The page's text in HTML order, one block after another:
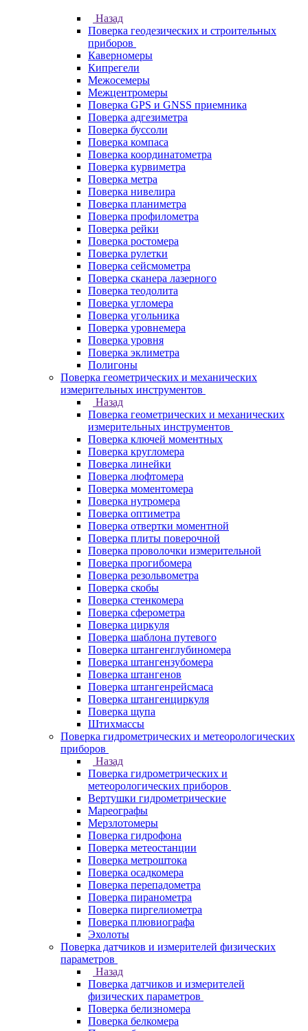
Назад
Поверка геодезических и строительных
приборов
Каверномеры
Кипрегели
Межосемеры
Межцентромеры
Поверка GPS и GNSS приемника
Поверка адгезиметра
Поверка буссоли
Поверка компаса
Поверка координатометра
Поверка курвиметра
Поверка метра
Поверка нивелира
Поверка планиметра
Поверка профилометра
Поверка рейки
Поверка ростомера
Поверка рулетки
Поверка сейсмометра
Поверка сканера лазерного
Поверка теодолита
Поверка угломера
Поверка угольника
Поверка уровнемера
Поверка уровня
Поверка эклиметра
Полигоны
Поверка геометрических и механических
измерительных инструментов
Назад
Поверка геометрических и механических
измерительных инструментов
Поверка ключей моментных
Поверка кругломера
Поверка линейки
Поверка люфтомера
Поверка моментомера
Поверка нутромера
Поверка оптиметра
Поверка отвертки моментной
Поверка плиты поверочной
Поверка проволочки измерительной
Поверка прогибомера
Поверка резольвометра
Поверка скобы
Поверка стенкомера
Поверка сферометра
Поверка циркуля
Поверка шаблона путевого
Поверка штангенглубиномера
Поверка штангензубомера
Поверка штангенов
Поверка штангенрейсмаса
Поверка штангенциркуля
Поверка щупа
Штихмассы
Поверка гидрометрических и метеорологических
приборов
Назад
Поверка гидрометрических и
метеорологических приборов
Вертушки гидрометрические
Мареографы
Мерзлотомеры
Поверка гидрофона
Поверка метеостанции
Поверка метроштока
Поверка осадкомера
Поверка перепадометра
Поверка пиранометра
Поверка пиргелиометра
Поверка плювиографа
Эхолоты
Поверка датчиков и измерителей физических
параметров
Назад
Поверка датчиков и измерителей
физических параметров
Поверка белизномера
Поверка белкомера